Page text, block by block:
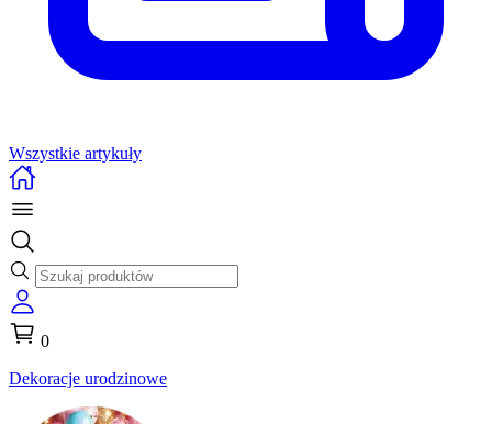
Wszystkie artykuły
0
Dekoracje urodzinowe